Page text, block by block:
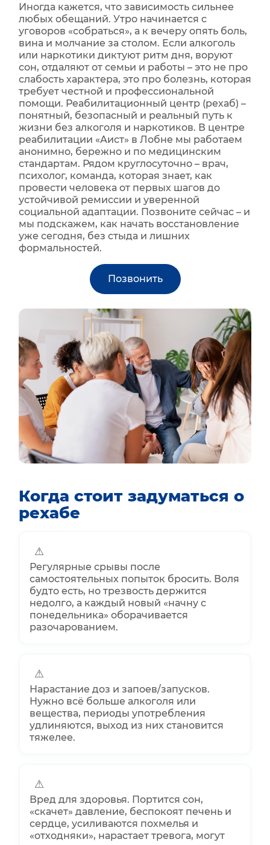
Иногда кажется, что зависимость сильнее
любых обещаний. Утро начинается с
уговоров «собраться», а к вечеру опять боль,
вина и молчание за столом. Если алкоголь
или наркотики диктуют ритм дня, воруют
сон, отдаляют от семьи и работы – это не про
слабость характера, это про болезнь, которая
требует честной и профессиональной
помощи. Реабилитационный центр (рехаб) –
понятный, безопасный и реальный путь к
жизни без алкоголя и наркотиков. В центре
реабилитации «Аист» в Лобне мы работаем
анонимно, бережно и по медицинским
стандартам. Рядом круглосуточно – врач,
психолог, команда, которая знает, как
провести человека от первых шагов до
устойчивой ремиссии и уверенной
социальной адаптации. Позвоните сейчас – и
мы подскажем, как начать восстановление
уже сегодня, без стыда и лишних
формальностей.
Позвонить
Когда стоит задуматься о
рехабе
⚠
Регулярные срывы после
самостоятельных попыток бросить. Воля
будто есть, но трезвость держится
недолго, а каждый новый «начну с
понедельника» оборачивается
разочарованием.
⚠
Нарастание доз и запоев/запусков.
Нужно всё больше алкоголя или
вещества, периоды употребления
удлиняются, выход из них становится
тяжелее.
⚠
Вред для здоровья. Портится сон,
«скачет» давление, беспокоят печень и
сердце, усиливаются похмелья и
«отходняки», нарастает тревога, могут